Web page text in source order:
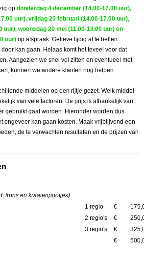
op donderdag 4 december (14.00-17.00 uur),
uur), vrijdag 20 februari (14.00-17.00 uur),
uur), woensdag 20 mei (11.00-13.00 uur) en
uur) op afspraak. Gelieve tijdig af te bellen
kan gaan. Helaas komt het teveel voor dat
Aangezien we snel vol zitten en eventueel met
kunnen we andere klanten nog helpen.
middelen op een rijtje gezet. Welk middel
van vele factoren. De prijs is afhankelijk van
gebruikt gaat worden. Hieronder worden dus
ongeveer kan gaan kosten. Maak vrijblijvend een
de te verwachten resultaten en de prijzen van
frons en kraaienpootjes)
1 regio €
2 regio's
€
3 regio's
€
€